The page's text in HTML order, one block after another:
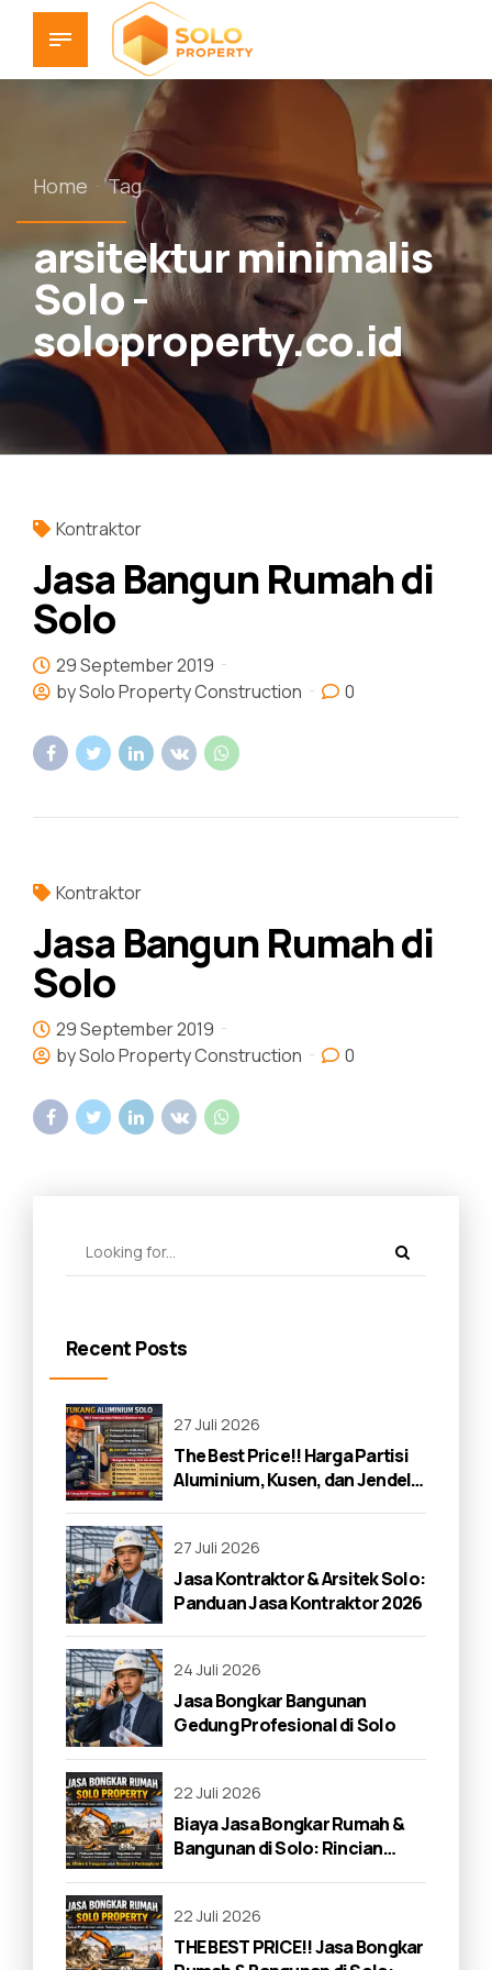
Home Tag
arsitektur minimalis
Solo -
soloproperty.co.id
Kontraktor
Jasa Bangun Rumah di
Solo
29 September 2019
by Solo Property Construction
0
Kontraktor
Jasa Bangun Rumah di
Solo
29 September 2019
by Solo Property Construction
0
Recent Posts
27 Juli 2026
The Best Price!! Harga Partisi
Aluminium, Kusen, dan Jendela
27 Juli 2026
Jasa Kontraktor & Arsitek Solo:
Panduan Jasa Kontraktor 2026
24 Juli 2026
Jasa Bongkar Bangunan
Gedung Profesional di Solo
22 Juli 2026
Biaya Jasa Bongkar Rumah &
Bangunan di Solo: Rincian
22 Juli 2026
THE BEST PRICE!! Jasa Bongkar